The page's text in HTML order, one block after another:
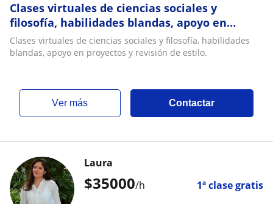
Clases virtuales de ciencias sociales y
filosofía, habilidades blandas, apoyo en
proyectos y revisión de estilo
Clases virtuales de ciencias sociales y filosofía, habilidades
blandas, apoyo en proyectos y revisión de estilo.
ver más Contactar
$35000/h 1ª clase gratis
Laura